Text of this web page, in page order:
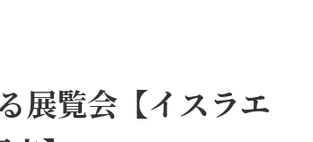
展覧会【イスラエ